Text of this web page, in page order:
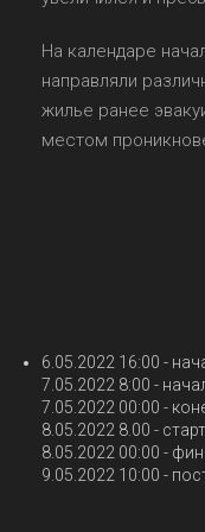
На календаре
направляли
жилье ранее
местом
6.05.2022 16:00 -
7.05.2022 8:00 -
7.05.2022 00:00 -
8.05.2022 8.00 -
8.05.2022 00:00 -
9.05.2022 10:00 -